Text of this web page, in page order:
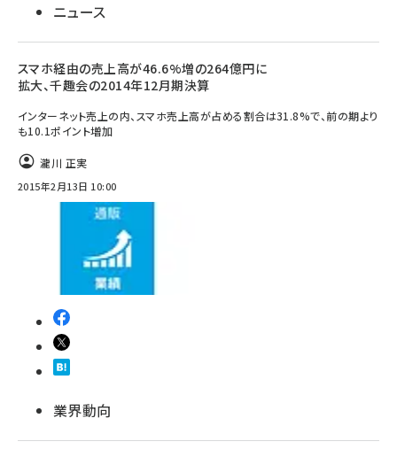
ニュース
スマホ経由の売上高が46.6%増の264億円に
拡大、千趣会の2014年12月期決算
インターネット売上の内、スマホ売上高が占める割合は31.8%で、前の期より
も10.1ポイント増加
瀧川 正実
2015年2月13日 10:00
業界動向